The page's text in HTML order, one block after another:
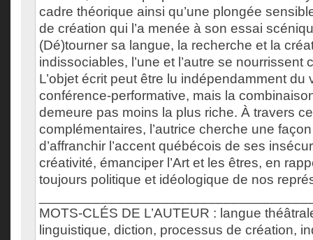
cadre théorique ainsi qu’une plongée
de création qui l’a menée à son essai
(Dé)tourner sa langue, la recherche et la
indissociables, l’une et l’autre se nourrissent
L’objet écrit peut être lu indépendamment du
conférence-performative, mais la
demeure pas moins la plus riche. À travers
complémentaires, l’autrice cherche une
d’affranchir l’accent québécois de ses
créativité, émanciper l’Art et les êtres, en
toujours politique et idéologique de nos
MOTS-CLÉS DE L’AUTEUR : langue
linguistique, diction, processus de création,